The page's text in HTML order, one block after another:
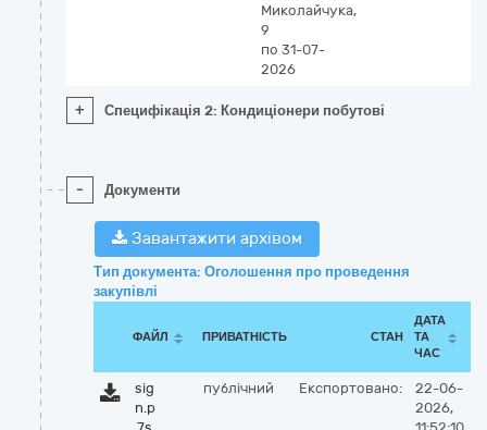
Миколайчука,
9
по 31-07-
2026
+ Специфікація 2: Кондиціонери побутові
- Документи
Завантажити архівом
Тип документа: Оголошення про проведення
закупівлі
ФАЙЛ ПРИВАТНІСТЬ СТАН
ДАТА
ТА
ЧАС
sig
n.p
публічний Експортовано:
22-06-
2026,